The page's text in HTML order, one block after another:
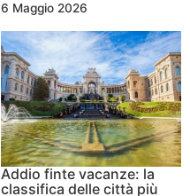
6 Maggio 2026
Addio finte vacanze: la
classifica delle città più